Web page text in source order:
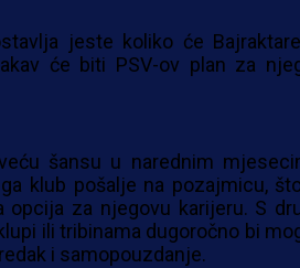
jeste koliko će
će biti PSV-ov plan za
šansu u narednim
klub pošalje na pozajmicu,
opcija za njegovu karijeru. S
ili tribinama dugoročno bi
i samopouzdanje.